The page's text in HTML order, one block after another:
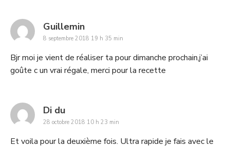
Guilleminsays:
8 septembre 2018 19 h 35 min
Bjr moi je vient de réaliser ta pour dimanche prochain,j’ai
goûte c un vrai régale, merci pour la recette
Di dusays:
28 octobre 2018 10 h 23 min
Et voila pour la deuxième fois. Ultra rapide je fais avec le